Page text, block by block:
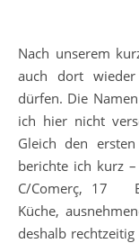
Nach unserem kurzen Aufenthalt in Barcelona haben wir
auch dort wieder
dürfen. Die
ich hier nicht
Gleich den
berichte ich
C/Comerç, 17
Küche,
deshalb